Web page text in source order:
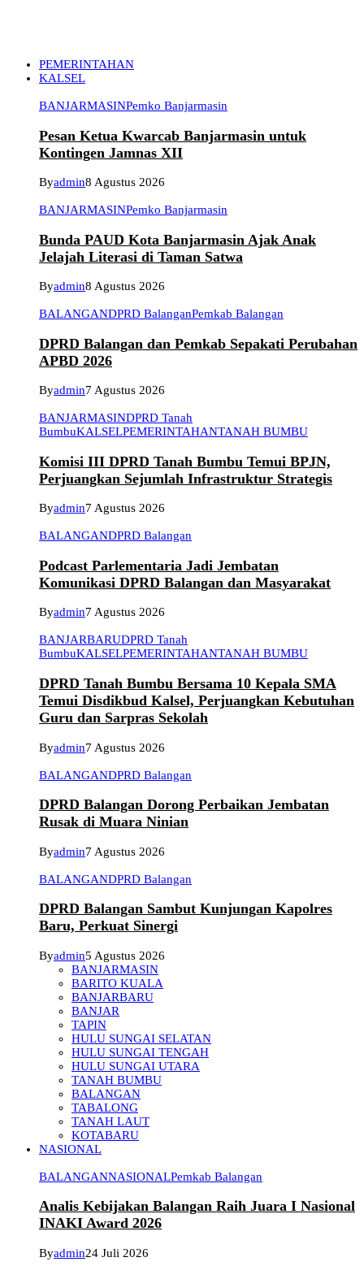
PEMERINTAHAN
KALSEL
BANJARMASINPemko Banjarmasin
Pesan Ketua Kwarcab Banjarmasin untuk
Kontingen Jamnas XII
Byadmin8 Agustus 2026
BANJARMASINPemko Banjarmasin
Bunda PAUD Kota Banjarmasin Ajak Anak
Jelajah Literasi di Taman Satwa
Byadmin8 Agustus 2026
BALANGANDPRD BalanganPemkab Balangan
DPRD Balangan dan Pemkab Sepakati Perubahan
APBD 2026
Byadmin7 Agustus 2026
BANJARMASINDPRD Tanah
BumbuKALSELPEMERINTAHANTANAH BUMBU
Komisi III DPRD Tanah Bumbu Temui BPJN,
Perjuangkan Sejumlah Infrastruktur Strategis
Byadmin7 Agustus 2026
BALANGANDPRD Balangan
Podcast Parlementaria Jadi Jembatan
Komunikasi DPRD Balangan dan Masyarakat
Byadmin7 Agustus 2026
BANJARBARUDPRD Tanah
BumbuKALSELPEMERINTAHANTANAH BUMBU
DPRD Tanah Bumbu Bersama 10 Kepala SMA
Temui Disdikbud Kalsel, Perjuangkan Kebutuhan
Guru dan Sarpras Sekolah
Byadmin7 Agustus 2026
BALANGANDPRD Balangan
DPRD Balangan Dorong Perbaikan Jembatan
Rusak di Muara Ninian
Byadmin7 Agustus 2026
BALANGANDPRD Balangan
DPRD Balangan Sambut Kunjungan Kapolres
Baru, Perkuat Sinergi
Byadmin5 Agustus 2026
BANJARMASIN
BARITO KUALA
BANJARBARU
BANJAR
TAPIN
HULU SUNGAI SELATAN
HULU SUNGAI TENGAH
HULU SUNGAI UTARA
TANAH BUMBU
BALANGAN
TABALONG
TANAH LAUT
KOTABARU
NASIONAL
BALANGANNASIONALPemkab Balangan
Analis Kebijakan Balangan Raih Juara I Nasional
INAKI Award 2026
Byadmin24 Juli 2026